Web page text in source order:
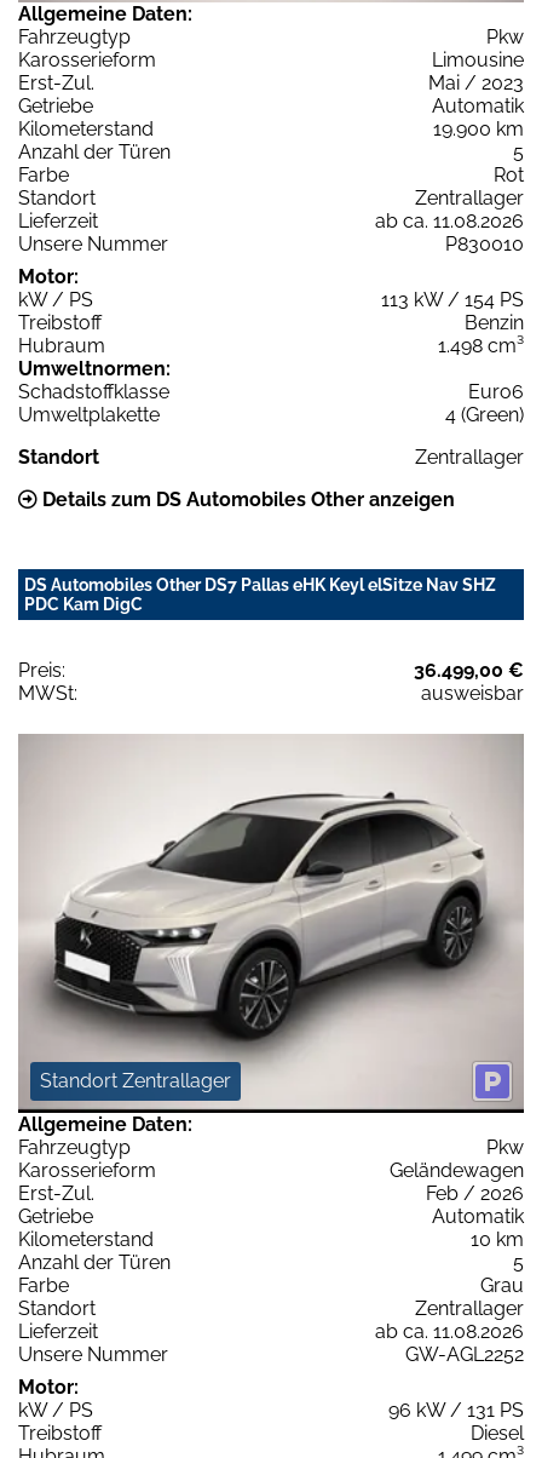
Allgemeine Daten:
Fahrzeugtyp
Pkw
Karosserieform
Limousine
Erst-Zul.
Mai / 2023
Getriebe
Automatik
Kilometerstand
19.900 km
Anzahl der Türen
5
Farbe
Rot
Standort
Zentrallager
Lieferzeit
ab ca. 11.08.2026
Unsere Nummer
P830010
Motor:
kW / PS
113 kW / 154 PS
Treibstoff
Benzin
Hubraum
1.498 cm³
Umweltnormen:
Schadstoffklasse
Euro6
Umweltplakette
4 (Green)
Standort
Zentrallager
Details zum DS Automobiles Other anzeigen
DS Automobiles Other DS7 Pallas eHK Keyl elSitze Nav SHZ
PDC Kam DigC
Preis:
36.499,00 €
MWSt:
ausweisbar
Standort Zentrallager
Allgemeine Daten:
Fahrzeugtyp
Pkw
Karosserieform
Geländewagen
Erst-Zul.
Feb / 2026
Getriebe
Automatik
Kilometerstand
10 km
Anzahl der Türen
5
Farbe
Grau
Standort
Zentrallager
Lieferzeit
ab ca. 11.08.2026
Unsere Nummer
GW-AGL2252
Motor:
kW / PS
96 kW / 131 PS
Treibstoff
Diesel